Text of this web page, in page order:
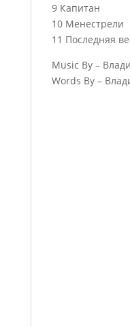
9 Капитан
10 Менестрели
11 Последняя
Music By –
Words By –